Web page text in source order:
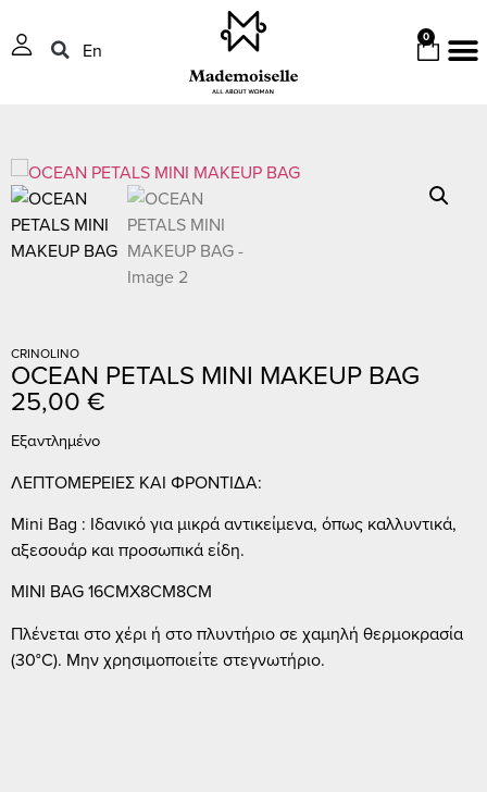
En
0
CRINOLINO
OCEAN PETALS MINI MAKEUP BAG
25,00 €
Εξαντλημένο
ΛΕΠΤΟΜΕΡΕΙΕΣ ΚΑΙ ΦΡΟΝΤΙΔΑ:
Mini Bag : Ιδανικό για μικρά αντικείμενα, όπως καλλυντικά,
αξεσουάρ και προσωπικά είδη.
MINI BAG 16CMX8CM8CM
Πλένεται στο χέρι ή στο πλυντήριο σε χαμηλή θερμοκρασία
(30°C). Μην χρησιμοποιείτε στεγνωτήριο.